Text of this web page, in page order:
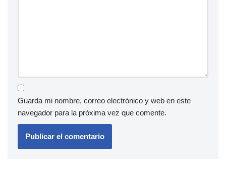
Guarda mi nombre, correo electrónico y web en este
navegador para la próxima vez que comente.